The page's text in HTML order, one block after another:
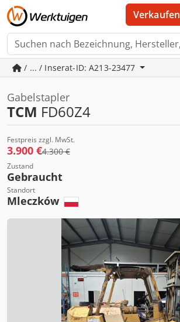
Verkaufen
/ ... / Inserat-ID: A213-23477
Gabelstapler
TCM FD60Z4
Festpreis zzgl. MwSt.
3.900 €4.300 €
Zustand
Gebraucht
Standort
Mleczków